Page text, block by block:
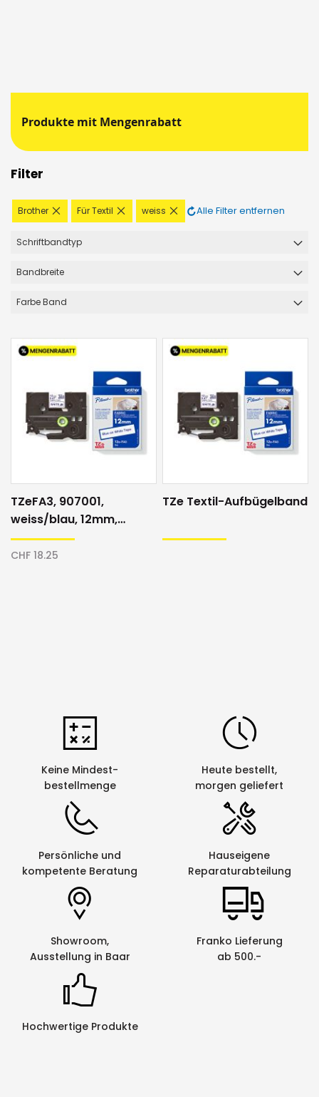
Produkte mit Mengenrabatt
Filter
Brother
Diesen
Artikel
Für Textil
Diesen
Artikel
weiss
Diesen
Artikel
Alle Filter entfernen
Schriftbandtyp
Bandbreite
Farbe Band
TZeFA3, 907001,
weiss/blau, 12mm,
Textilband
CHF 18.25
TZe Textil-Aufbügelband
Keine Mindest-
bestellmenge
Heute bestellt,
morgen geliefert
Persönliche und
kompetente Beratung
Hauseigene
Reparaturabteilung
Showroom,
Ausstellung in Baar
Franko Lieferung
ab 500.-
Hochwertige Produkte